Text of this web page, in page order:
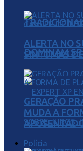
DOMINAM SP
ALERTA NO
SINTOMAS
GERAÇÃO
MUDA A
Polícia